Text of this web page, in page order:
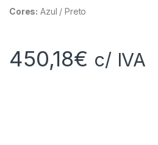
Cores: Azul / Preto
450,18€ c/ IVA